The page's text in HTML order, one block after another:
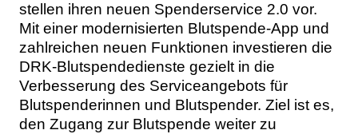
stellen ihren neuen Spenderservice 2.0 vor.
Mit einer modernisierten Blutspende-App und
zahlreichen neuen Funktionen investieren die
DRK-Blutspendedienste gezielt in die
Verbesserung des Serviceangebots für
Blutspenderinnen und Blutspender. Ziel ist es,
den Zugang zur Blutspende weiter zu